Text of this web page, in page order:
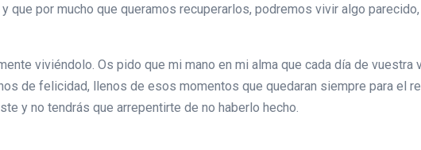
que por mucho que queramos recuperarlos, podremos vivir algo
viviéndolo. Os pido que mi mano en mi alma que cada día de vuestra
de felicidad, llenos de esos momentos que quedaran siempre para el
y no tendrás que arrepentirte de no haberlo hecho.